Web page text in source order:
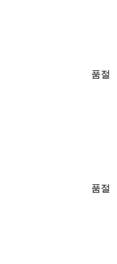
품절
품절